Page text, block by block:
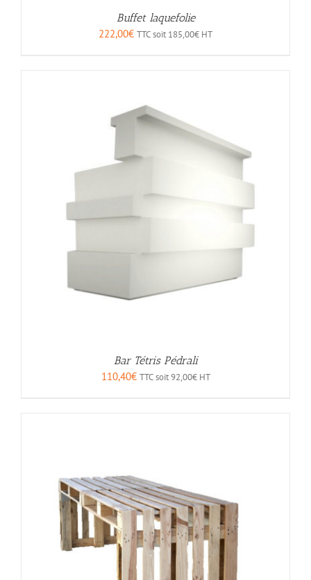
Buffet laquefolie
222,00€ TTC soit 185,00€ HT
Bar Tétris Pédrali
110,40€ TTC soit92,00€HT